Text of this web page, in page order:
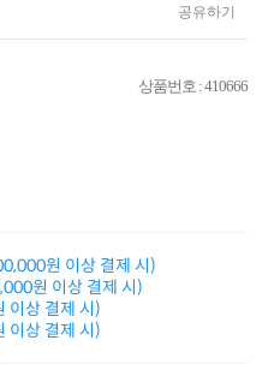
금 3% 페이백
코 스위칭허브
금액 별
금 페이백!
공유하기
상품번호 : 410666
원 이상 결제 시)
원 이상 결제 시)
이상 결제 시)
이상 결제 시)